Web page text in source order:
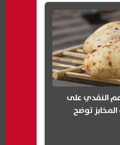
النقدي على
توضح